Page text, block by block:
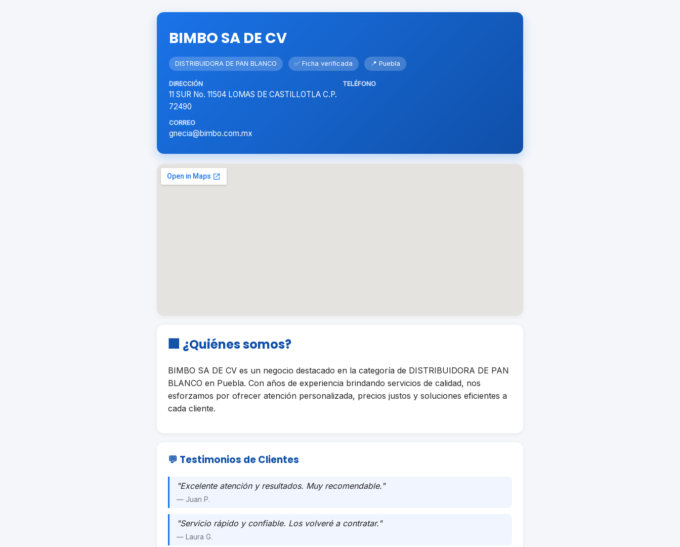
BIMBO SA DE CV
DISTRIBUIDORA DE PAN BLANCO ✅ Ficha verificada 📍 Puebla
DIRECCIÓN
11 SUR No. 11504 LOMAS DE CASTILLOTLA C.P.
72490
TELÉFONO
CORREO
gnecia@bimbo.com.mx
🏢 ¿Quiénes somos?
BIMBO SA DE CV es un negocio destacado en la categoría de DISTRIBUIDORA DE PAN
BLANCO en Puebla. Con años de experiencia brindando servicios de calidad, nos
esforzamos por ofrecer atención personalizada, precios justos y soluciones eficientes a
cada cliente.
💬 Testimonios de Clientes
"Excelente atención y resultados. Muy recomendable."
— Juan P.
"Servicio rápido y confiable. Los volveré a contratar."
— Laura G.